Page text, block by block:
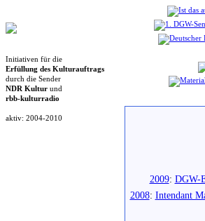
Initiativen für die
Erfüllung des Kulturauftrags
durch die Sender
NDR Kultur und
rbb-kulturradio
aktiv: 2004-2010
2009: DGW-
2008: Intendant